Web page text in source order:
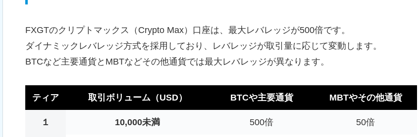
FXGTのクリプトマックス（Crypto Max）口座は、最大レバレッジが500倍です。
ダイナミックレバレッジ方式を採用しており、レバレッジが取引量に応じて変動します。
BTCなど主要通貨とMBTなどその他通貨では最大レバレッジが異なります。
ティア 取引ボリューム（USD） BTCや主要通貨 MBTやその他通貨
１ 10,000未満 500倍 50倍